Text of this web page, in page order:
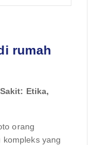
rumah
Etika,
orang
yang